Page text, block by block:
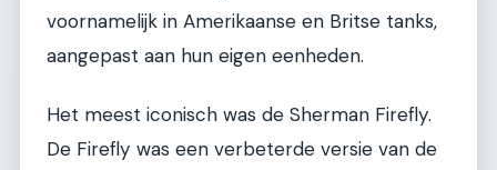
voornamelijk in Amerikaanse en Britse tanks,
aangepast aan hun eigen eenheden.
Het meest iconisch was de Sherman Firefly.
De Firefly was een verbeterde versie van de